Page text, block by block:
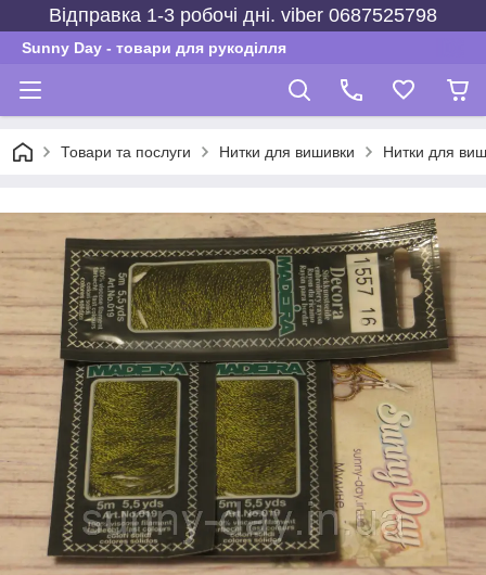
Відправка 1-3 робочі дні. viber 0687525798
Sunny Day - товари для рукоділля
Товари та послуги Нитки для вишивки Нитки для